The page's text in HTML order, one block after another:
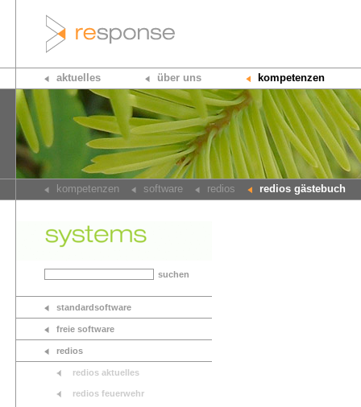
aktuelles über uns kompetenzen
kompetenzen software redios redios gästebuch
suchen
standardsoftware
freie software
redios
redios aktuelles
redios feuerwehr